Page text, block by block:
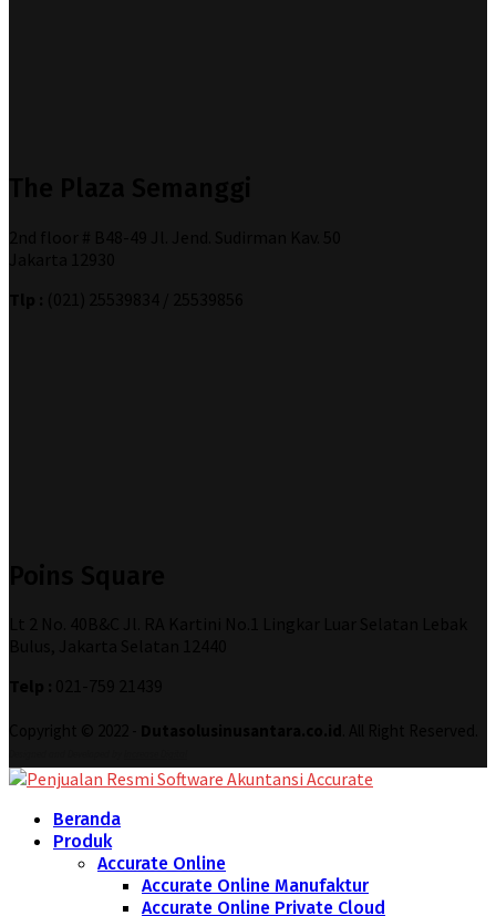
Beranda
Produk
Accurate Online
Accurate Online Manufaktur
Accurate Online Private Cloud